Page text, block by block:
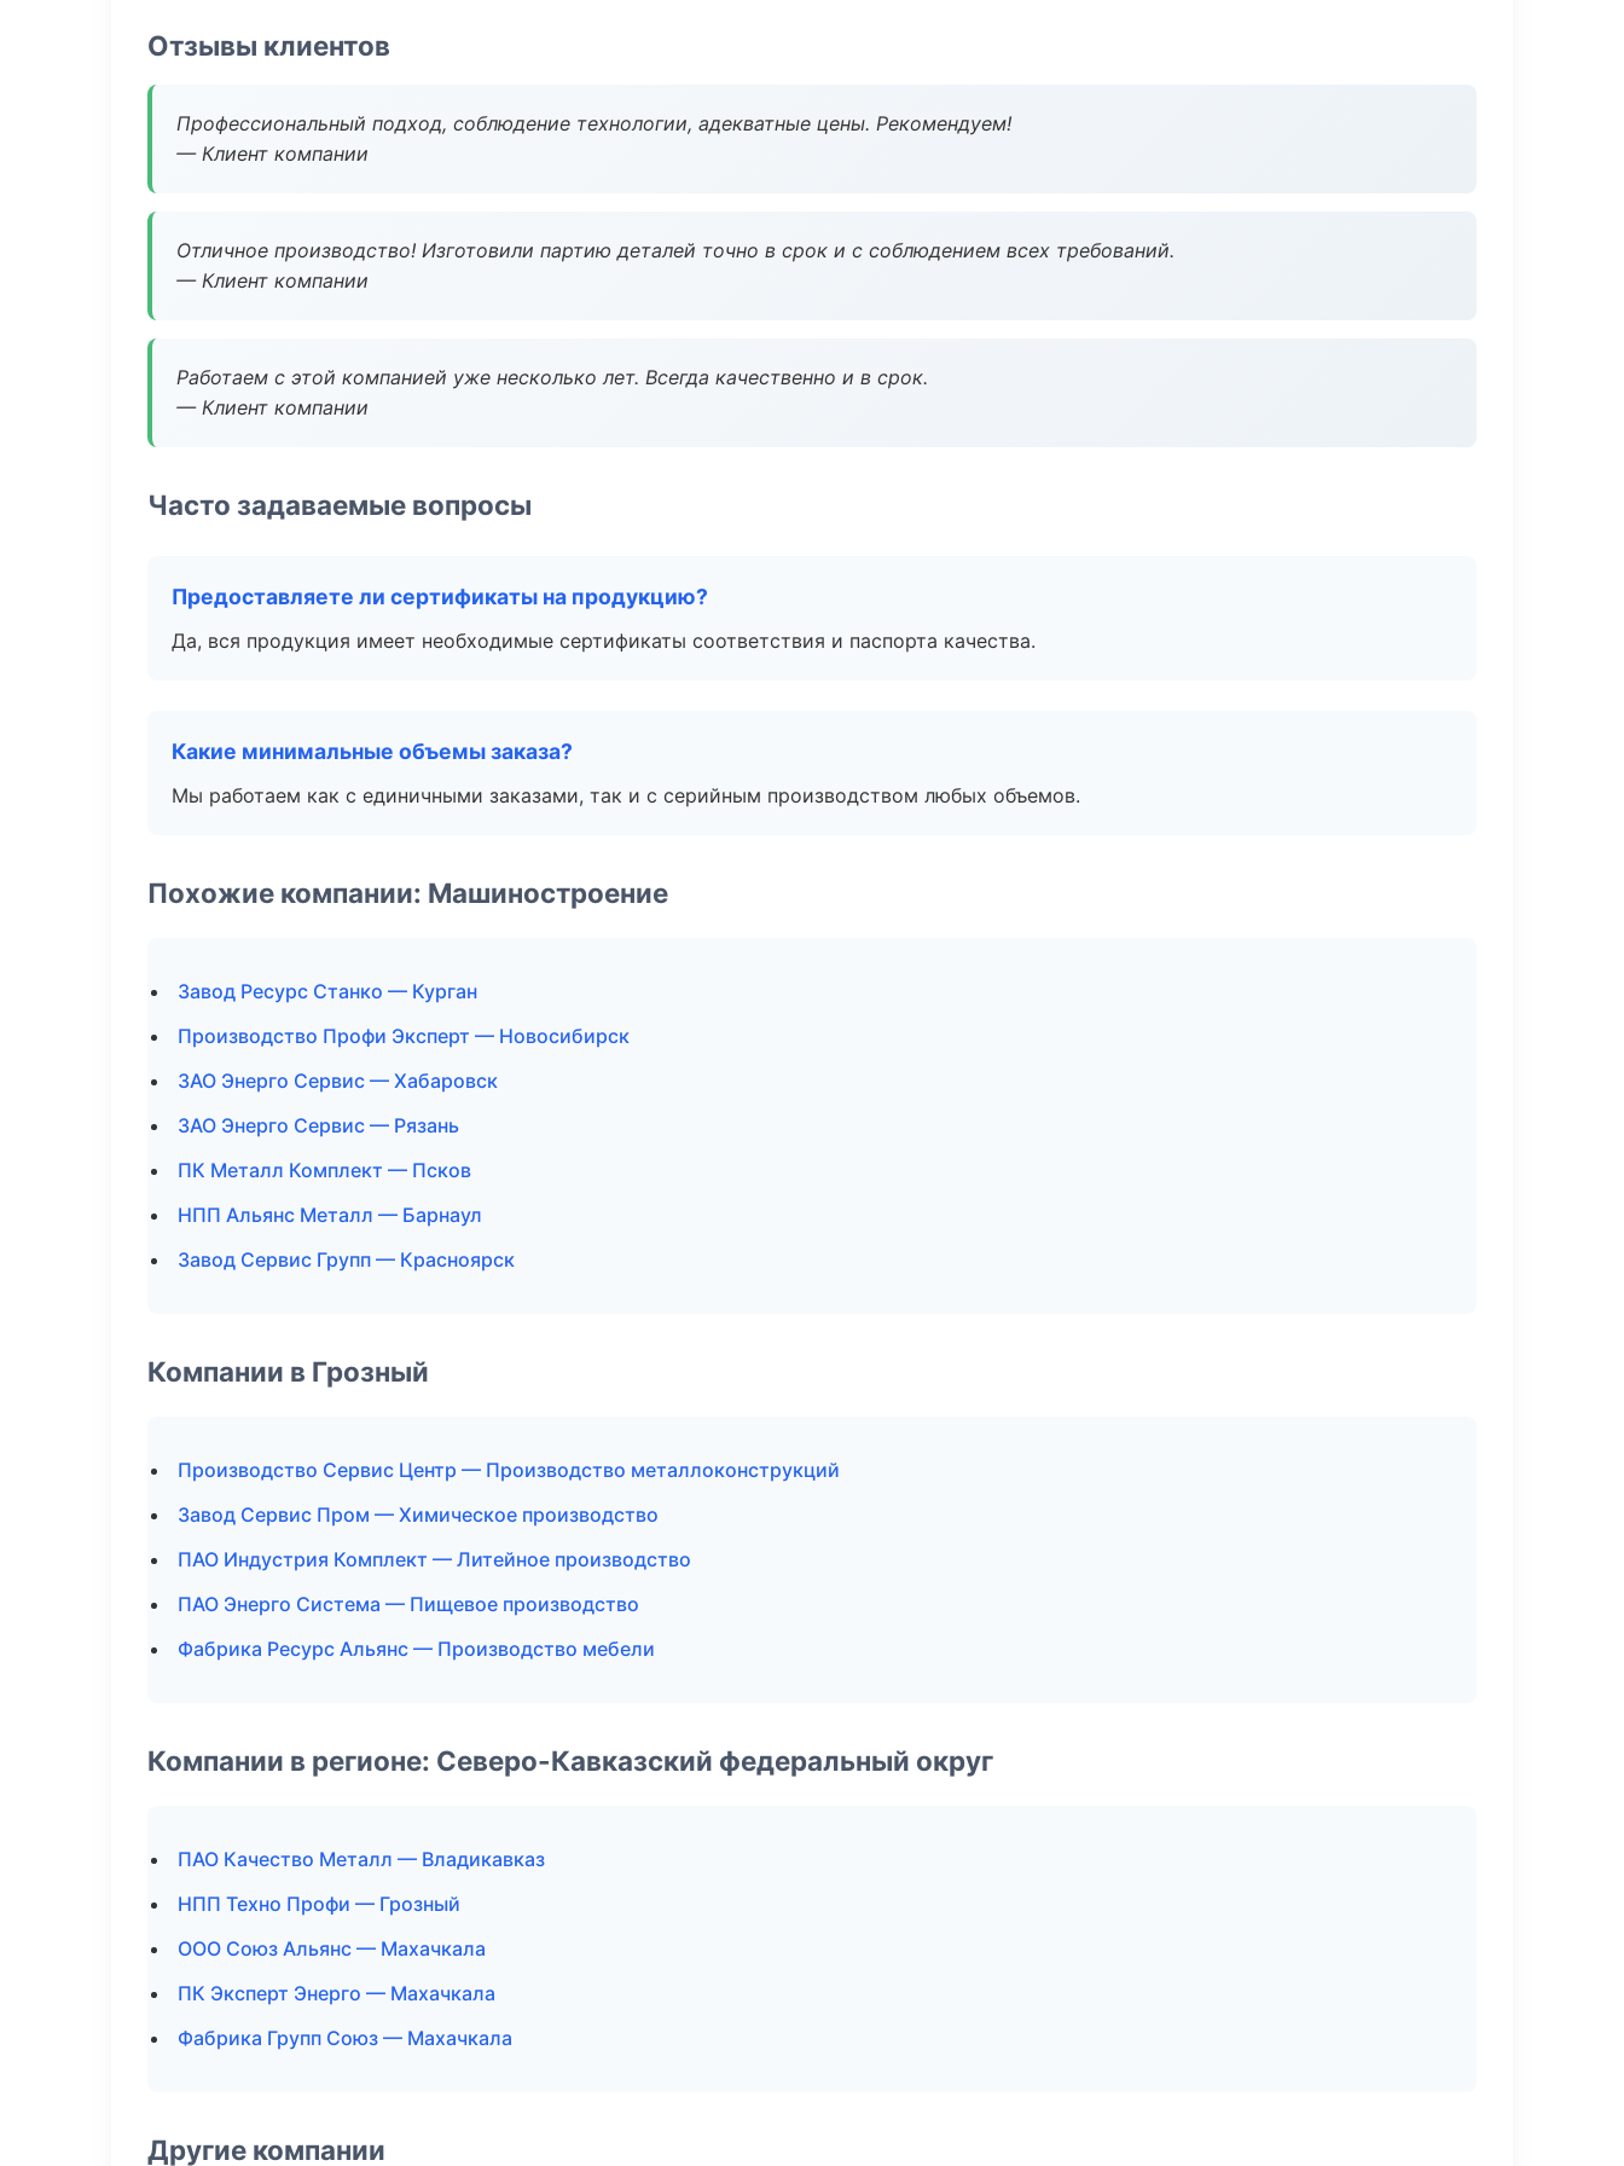
Отзывы клиентов
Профессиональный подход, соблюдение технологии, адекватные цены. Рекомендуем!
— Клиент компании
Отличное производство! Изготовили партию деталей точно в срок и с соблюдением всех требований.
— Клиент компании
Работаем с этой компанией уже несколько лет. Всегда качественно и в срок.
— Клиент компании
Часто задаваемые вопросы
Предоставляете ли сертификаты на продукцию?
Да, вся продукция имеет необходимые сертификаты соответствия и паспорта качества.
Какие минимальные объемы заказа?
Мы работаем как с единичными заказами, так и с серийным производством любых объемов.
Похожие компании: Машиностроение
Завод Ресурс Станко — Курган
Производство Профи Эксперт — Новосибирск
ЗАО Энерго Сервис — Хабаровск
ЗАО Энерго Сервис — Рязань
ПК Металл Комплект — Псков
НПП Альянс Металл — Барнаул
Завод Сервис Групп — Красноярск
Компании в Грозный
Производство Сервис Центр — Производство металлоконструкций
Завод Сервис Пром — Химическое производство
ПАО Индустрия Комплект — Литейное производство
ПАО Энерго Система — Пищевое производство
Фабрика Ресурс Альянс — Производство мебели
Компании в регионе: Северо-Кавказский федеральный округ
ПАО Качество Металл — Владикавказ
НПП Техно Профи — Грозный
ООО Союз Альянс — Махачкала
ПК Эксперт Энерго — Махачкала
Фабрика Групп Союз — Махачкала
Другие компании